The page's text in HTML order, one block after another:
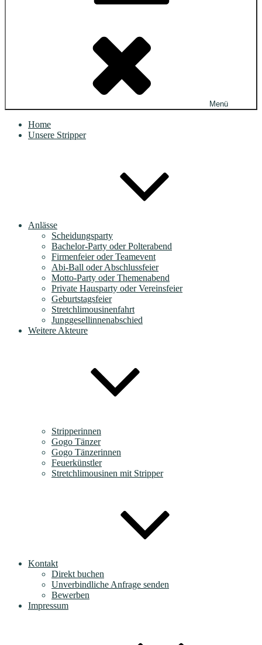
Menü
Home
Unsere Stripper
Anlässe
Scheidungsparty
Bachelor-Party oder Polterabend
Firmenfeier oder Teamevent
Abi-Ball oder Abschlussfeier
Motto-Party oder Themenabend
Private Hausparty oder Vereinsfeier
Geburtstagsfeier
Stretchlimousinenfahrt
Junggesellinnenabschied
Weitere Akteure
Stripperinnen
Gogo Tänzer
Gogo Tänzerinnen
Feuerkünstler
Stretchlimousinen mit Stripper
Kontakt
Direkt buchen
Unverbindliche Anfrage senden
Bewerben
Impressum